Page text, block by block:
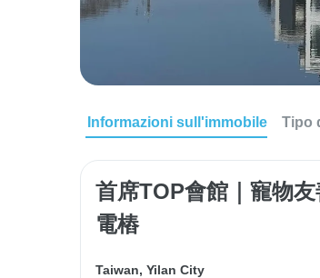
Informazioni sull'immobile Tipo
首席TOP會館｜寵物
電樁
Taiwan, Yilan City